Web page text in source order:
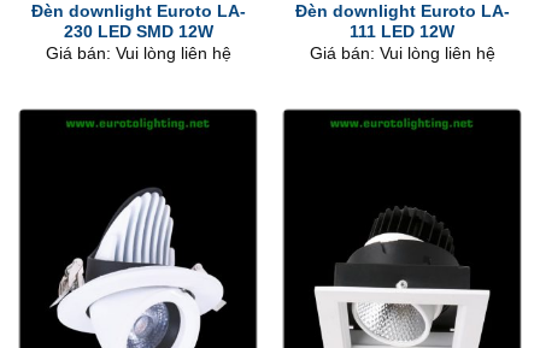
Đèn downlight Euroto LA-
230 LED SMD 12W
Giá bán: Vui lòng liên hệ
Đèn downlight Euroto LA-
111 LED 12W
Giá bán: Vui lòng liên hệ